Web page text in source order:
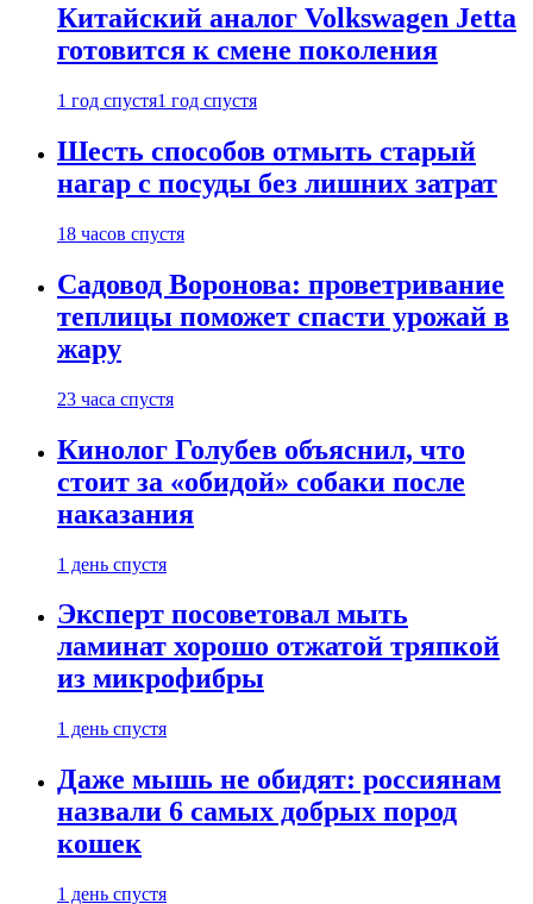
Китайский аналог Volkswagen Jetta
готовится к смене поколения
1 год спустя1 год спустя
Шесть способов отмыть старый
нагар с посуды без лишних затрат
18 часов спустя
Садовод Воронова: проветривание
теплицы поможет спасти урожай в
жару
23 часа спустя
Кинолог Голубев объяснил, что
стоит за «обидой» собаки после
наказания
1 день спустя
Эксперт посоветовал мыть
ламинат хорошо отжатой тряпкой
из микрофибры
1 день спустя
Даже мышь не обидят: россиянам
назвали 6 самых добрых пород
кошек
1 день спустя